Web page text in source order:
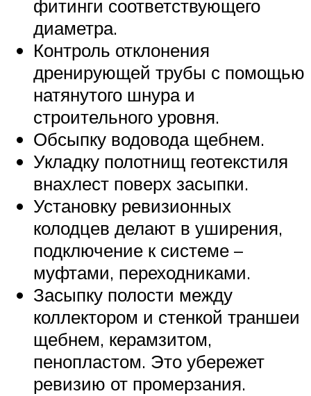
фитинги соответствующего
диаметра.
Контроль отклонения
дренирующей трубы с помощью
натянутого шнура и
строительного уровня.
Обсыпку водовода щебнем.
Укладку полотнищ геотекстиля
внахлест поверх засыпки.
Установку ревизионных
колодцев делают в уширения,
подключение к системе –
муфтами, переходниками.
Засыпку полости между
коллектором и стенкой траншеи
щебнем, керамзитом,
пенопластом. Это убережет
ревизию от промерзания.